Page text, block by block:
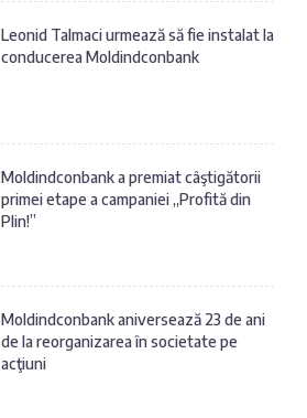
Leonid Talmaci urmează să fie instalat la
conducerea Moldindconbank
Moldindconbank a premiat câştigătorii
primei etape a campaniei „Profită din
Plin!”
Moldindconbank aniversează 23 de ani
de la reorganizarea în societate pe
acţiuni